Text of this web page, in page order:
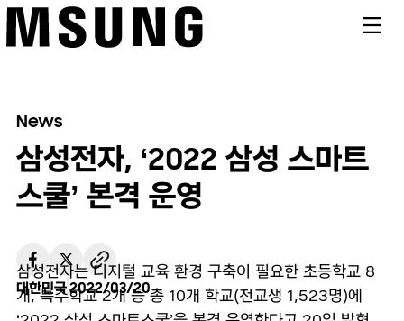
News
삼성전자, ‘2022 삼성 스마트
스쿨’ 본격 운영
대한민국2022/03/20
삼성전자는 디지털 교육 환경 구축이 필요한 초등학교 8
개, 특수학교 2개 등 총 10개 학교(전교생 1,523명)에